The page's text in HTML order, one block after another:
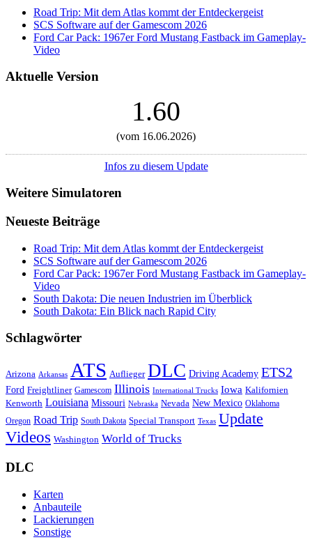
Road Trip: Mit dem Atlas kommt der Entdeckergeist
SCS Software auf der Gamescom 2026
Ford Car Pack: 1967er Ford Mustang Fastback im Gameplay-
Video
Aktuelle Version
1.60
(vom 16.06.2026)
Infos zu diesem Update
Weitere Simulatoren
Neueste Beiträge
Road Trip: Mit dem Atlas kommt der Entdeckergeist
SCS Software auf der Gamescom 2026
Ford Car Pack: 1967er Ford Mustang Fastback im Gameplay-
Video
South Dakota: Die neuen Industrien im Überblick
South Dakota: Ein Blick nach Rapid City
Schlagwörter
Arizona Arkansas ATS Auflieger DLC Driving Academy ETS2
Ford Freightliner Gamescom Illinois International Trucks Iowa Kalifornien
Kenworth Louisiana Missouri Nebraska Nevada New Mexico Oklahoma
Oregon Road Trip South Dakota Special Transport Texas Update
Videos Washington World of Trucks
DLC
Karten
Anbauteile
Lackierungen
Sonstige